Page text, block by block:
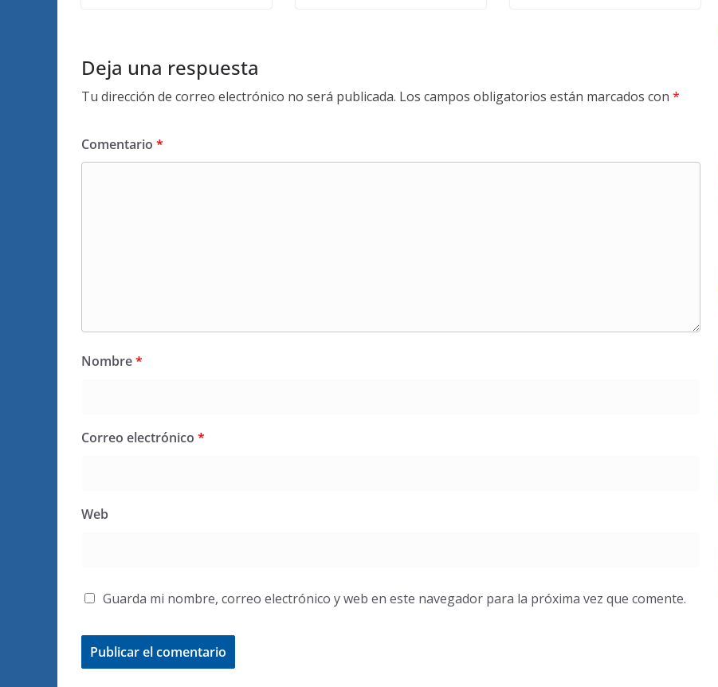
Deja una respuesta
Tu dirección de correo electrónico no será publicada. Los campos obligatorios están marcados con *
Comentario *
Nombre*
Correo electrónico *
Web
Guarda mi nombre, correo electrónico y web en este navegador para la próxima vez que comente.